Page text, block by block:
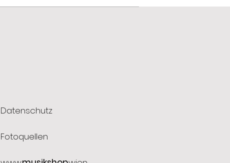
Datenschutz
Fotoquellen